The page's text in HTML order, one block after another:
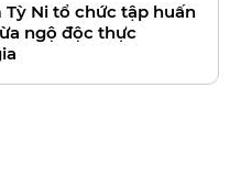
Ni tổ chức tập huấn
ngộ độc thực